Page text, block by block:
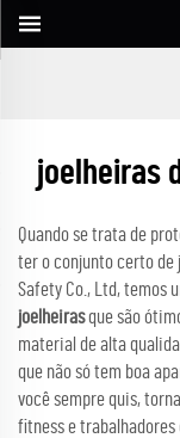
joelheiras
Quando se trata de
ter o conjunto certo de
Safety Co., Ltd, temos
joelheirasque são
material de alta
que não só tem boa
você sempre quis,
fitness e trabalhadores